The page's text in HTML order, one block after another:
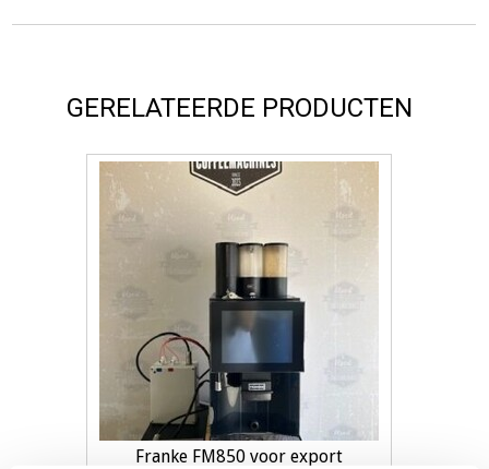
GERELATEERDE PRODUCTEN
Franke FM850 voor export